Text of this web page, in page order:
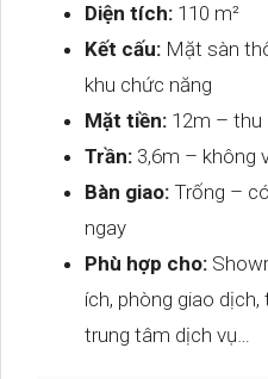
Diện tích: 110 m²
Kết cấu: Mặt sàn
khu chức năng
Mặt tiền: 12m – thu
Trần: 3,6m – không
Bàn giao: Trống –
ngay
Phù hợp cho:
ích, phòng giao
trung tâm dịch vụ…